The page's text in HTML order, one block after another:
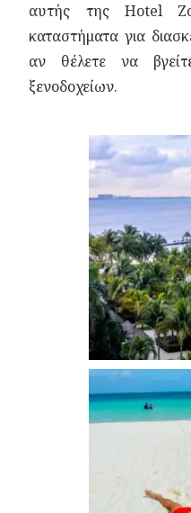
αυτής της Hotel
καταστήματα για
αν θέλετε να
ξενοδοχείων.